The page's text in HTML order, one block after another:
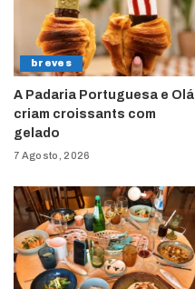
breves
A Padaria Portuguesa e Olá
criam croissants com
gelado
7 Agosto, 2026